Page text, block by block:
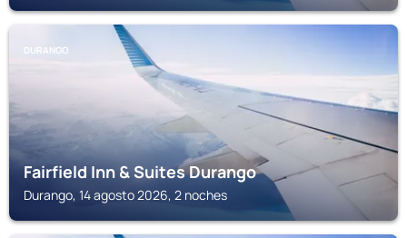
DURANGO
Fairfield Inn & Suites Durango
Durango, 14 agosto 2026, 2 noches